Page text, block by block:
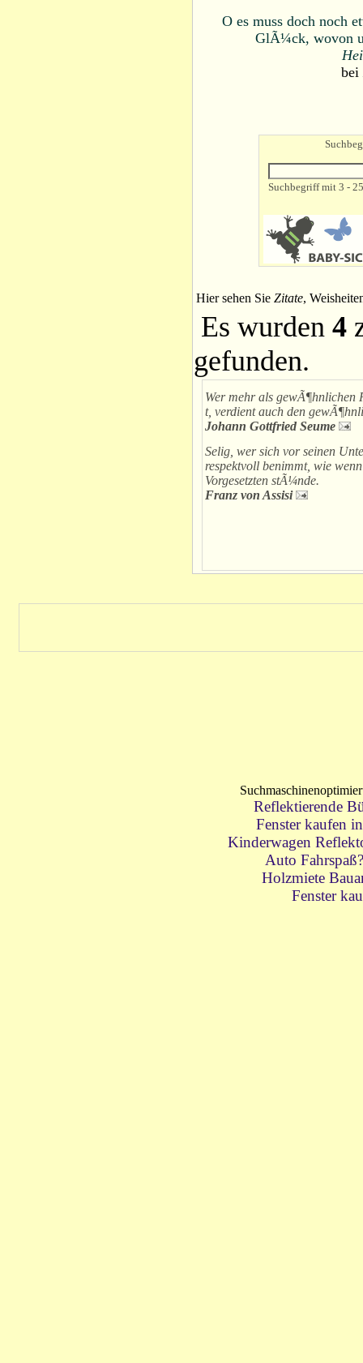
O es muss doch noch
GlÃ¼ck, wovon
bei
Suchbegriff mit 3 -
Hier sehen Sie Zitate,
Es wurden 4
gefunden.
Wer mehr als gewÃ¶hnlichen
t, verdient auch den
Johann Gottfried Seume
Selig, wer sich vor seinen
respektvoll benimmt, wie
Vorgesetzten stÃ¼nde.
Franz von Assisi
Reflektierende
Fenster kaufen
Kinderwagen
Auto
Holzmiete
Fenster